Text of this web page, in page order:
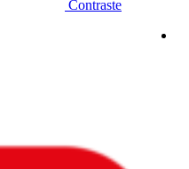
Contraste